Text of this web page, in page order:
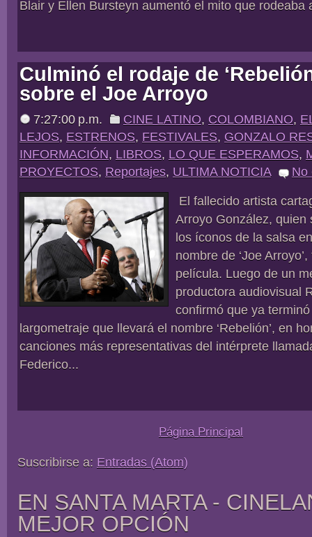
Blair y Ellen Bursteyn aumentó el mito que rodeaba
Culminó el rodaje de
sobre el Joe Arroyo
7:27:00 p.m. CINE LATINO, COLOMBIANO,
LEJOS, ESTRENOS, FESTIVALES, GONZALO
INFORMACIÓN, LIBROS, LO QUE ESPERAMOS,
PROYECTOS, Reportajes, ULTIMA NOTICIA
No
El fallecido artista
Arroyo González, quien
los íconos de la salsa
nombre de ‘Joe
película. Luego de un
productora audiovisual
confirmó que ya
largometraje que llevará el nombre ‘Rebelión’, en
canciones más representativas del intérprete
Federico...
Página Principal
Suscribirse a: Entradas (Atom)
EN SANTA MARTA -
MEJOR OPCIÓN